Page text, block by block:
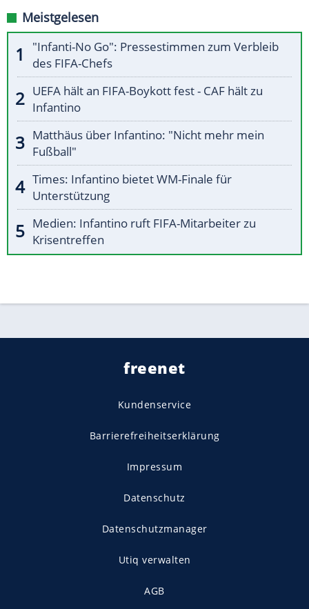
Meistgelesen
"Infanti-No Go": Pressestimmen zum Verbleib
des FIFA-Chefs
UEFA hält an FIFA-Boykott fest - CAF hält zu
Infantino
Matthäus über Infantino: "Nicht mehr mein
Fußball"
Times: Infantino bietet WM-Finale für
Unterstützung
Medien: Infantino ruft FIFA-Mitarbeiter zu
Krisentreffen
freenet
Kundenservice
Barrierefreiheitserklärung
Impressum
Datenschutz
Datenschutzmanager
Utiq verwalten
AGB